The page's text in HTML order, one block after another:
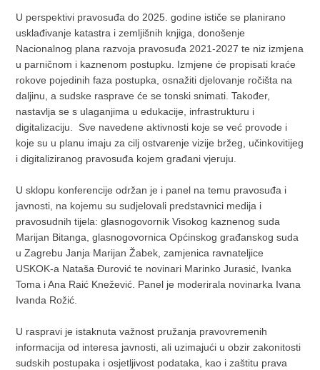
U perspektivi pravosuđa do 2025. godine ističe se planirano
usklađivanje katastra i zemljišnih knjiga, donošenje
Nacionalnog plana razvoja pravosuđa 2021-2027 te niz izmjena
u parničnom i kaznenom postupku. Izmjene će propisati kraće
rokove pojedinih faza postupka, osnažiti djelovanje ročišta na
daljinu, a sudske rasprave će se tonski snimati. Također,
nastavlja se s ulaganjima u edukacije, infrastrukturu i
digitalizaciju. Sve navedene aktivnosti koje se već provode i
koje su u planu imaju za cilj ostvarenje vizije bržeg, učinkovitijeg
i digitaliziranog pravosuđa kojem građani vjeruju.
U sklopu konferencije održan je i panel na temu pravosuđa i
javnosti, na kojemu su sudjelovali predstavnici medija i
pravosudnih tijela: glasnogovornik Visokog kaznenog suda
Marijan Bitanga, glasnogovornica Općinskog građanskog suda
u Zagrebu Janja Marijan Žabek, zamjenica ravnateljice
USKOK-a Nataša Đurović te novinari Marinko Jurasić, Ivanka
Toma i Ana Raić Knežević. Panel je moderirala novinarka Ivana
Ivanda Rožić.
U raspravi je istaknuta važnost pružanja pravovremenih
informacija od interesa javnosti, ali uzimajući u obzir zakonitosti
sudskih postupaka i osjetljivost podataka, kao i zaštitu prava